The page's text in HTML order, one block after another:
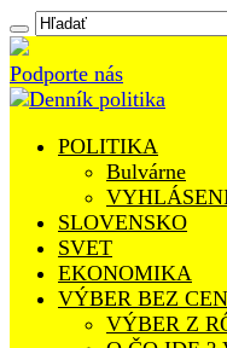
Podporte nás
POLITIKA
Bulvárne
SLOVENSKO
SVET
EKONOMIKA
VÝBER BEZ
VÝBER Z